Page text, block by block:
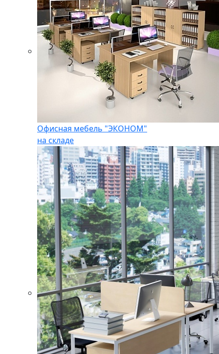
Офисная мебель "ЭКОНОМ"
на складе